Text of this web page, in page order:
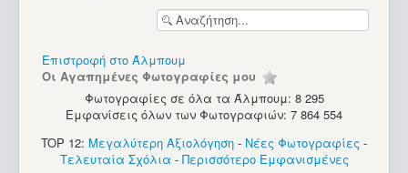
Επιστροφή στο Άλμπουμ
Οι Αγαπημένες Φωτογραφίες μου
Φωτογραφίες σε όλα τα Άλμπουμ: 8 295
Εμφανίσεις όλων των Φωτογραφιών: 7 864 554
TOP 12: Μεγαλύτερη Αξιολόγηση - Νέες Φωτογραφίες -
Τελευταία Σχόλια - Περισσότερο Εμφανισμένες